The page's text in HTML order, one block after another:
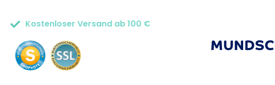
Kostenloser Versand ab 100 €
50.000+ zufriedene Kunden